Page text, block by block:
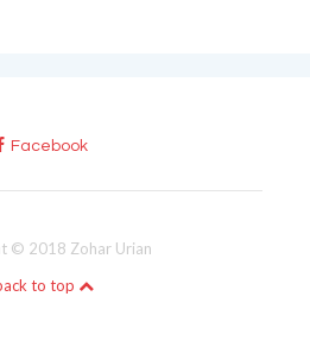
Facebook
© 2018 Zohar Urian
to top